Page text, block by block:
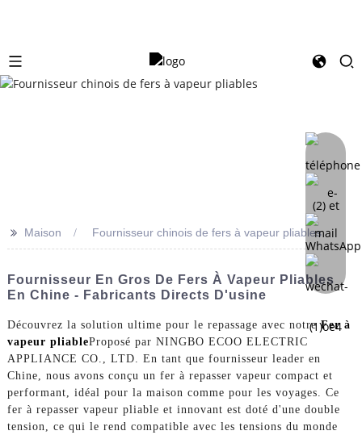
>> Maison Fournisseur chinois de fers à vapeur pliables
Fournisseur En Gros De Fers À Vapeur Pliables
En Chine - Fabricants Directs D'usine
Découvrez la solution ultime pour le repassage avec notreFer à
vapeur pliableProposé par NINGBO ECOO ELECTRIC
APPLIANCE CO., LTD. En tant que fournisseur leader en
Chine, nous avons conçu un fer à repasser vapeur compact et
performant, idéal pour la maison comme pour les voyages. Ce
fer à repasser vapeur pliable et innovant est doté d'une double
tension, ce qui le rend compatible avec les tensions du monde